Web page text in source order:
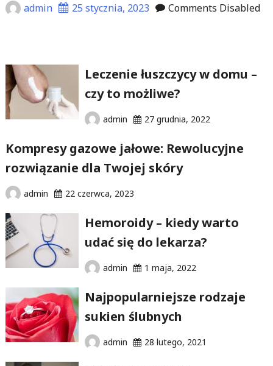
admin 25 stycznia, 2023 Comments Disabled
Leczenie łuszczycy w domu –
czy to możliwe?
admin 27 grudnia, 2022
Kompresy gazowe jałowe: Rewolucyjne
rozwiązanie dla Twojej skóry
admin 22 czerwca, 2023
Hemoroidy – kiedy warto
udać się do lekarza?
admin 1 maja, 2022
Najpopularniejsze rodzaje
sukien ślubnych
admin 28 lutego, 2021